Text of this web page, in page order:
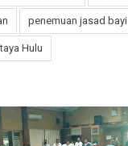
penemuan jasad bayi
Hulu